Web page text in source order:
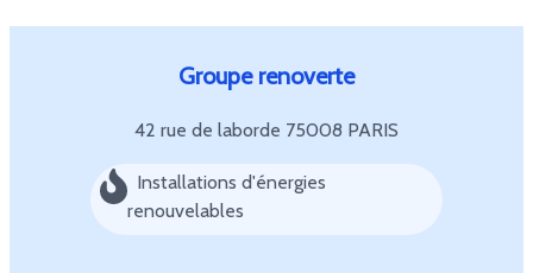
Groupe renoverte
42 rue de laborde 75008 PARIS
Installations d'énergies
renouvelables